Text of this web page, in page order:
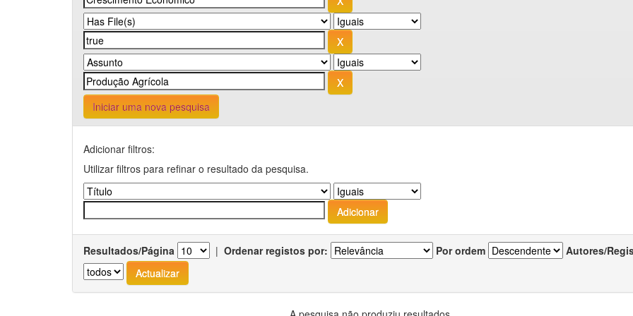
Iniciar uma nova pesquisa
Adicionar filtros:
Utilizar filtros para refinar o resultado da pesquisa.
Resultados/Página | Ordenar registos por: Por ordem Autores/